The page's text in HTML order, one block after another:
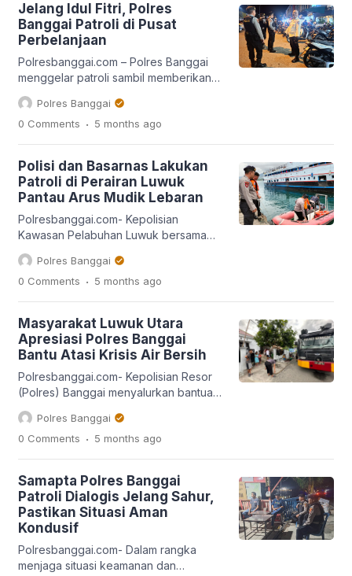
Minggu (29/3). Kegiatan yang dimulai
sejak pukul pagi hingga malam hari ini
menyasar sejumlah titik strategis, di
antaranya Jalan Trans Sulawesi,
Pelabuhan, dan ASDP. Kegiatan
dilakukan secara mobile […]
Jelang Idul Fitri, Polres
Banggai Patroli di Pusat
Perbelanjaan
Polresbanggai.com – Polres Banggai
menggelar patroli sambil memberikan
imbauan keamanan dan ketertiban
masyarakat (kamtibmas) di sejumlah
pusat keramaian di wilayah Luwuk.
masa rangkaian Hari Raya Idul Fitri 1447
Hijriah, Rabu, 18 Maret 2026. Kasat
Samapta Polres Banggai, AKP Jimyarto
Anasim mengatakan patroli dialogis
sambil memberikan imbauan […]
Polres Banggai
0 Comments . 5 months ago
Polisi dan Basarnas Lakukan
Patroli di Perairan Luwuk
Pantau Arus Mudik Lebaran
Polresbanggai.com- Kepolisian
Kawasan Pelabuhan Luwuk bersama
Basarnas menggencarkan patroli di
perairan Luwuk, guna memastikan
keselamatan penumpang kapal saat
Kawasan Pelabuhan Luwuk, IPTU
James Runtu mengatakan pihaknya
telah disiagakan di Pelabuhan Rakyat
selama 24 jam untuk memberikan
pelayanan dan memastikan proses
penyelamatan evakuasi jika
penumpang kapal mengalami
kecelakaan […]
Polres Banggai
0 Comments . 5 months ago
Masyarakat Luwuk Utara
Apresiasi Polres Banggai
Bantu Atasi Krisis Air Bersih
Polresbanggai.com- Kepolisian Resor
(Polres) Banggai menyalurkan bantuan
air bersih ke dua wilayah di Kecamatan
Luwuk Utara, Kabupaten Banggai.
Langkah ini merupakan respons
Samapta Polres Banggai, AKP Jimyarto
Anasim, menjelaskan pihaknya
menyalurkan bantuan air bersih ke
Desa Awu dan Kelurahan Kilongan.
Kegiatan ini merupakan bentuk […]
Polres Banggai
0 Comments . 5 months ago
Samapta Polres Banggai
Patroli Dialogis Jelang Sahur,
Pastikan Situasi Aman
Kondusif
Polresbanggai.com- Dalam rangka
menjaga situasi keamanan dan